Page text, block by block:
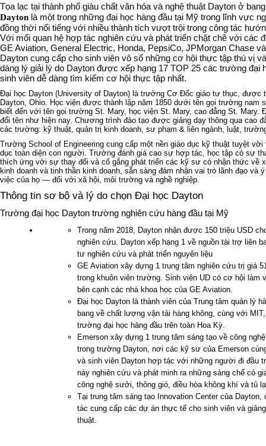
Tọa lạc tại thành phố giàu chất văn hóa và nghệ thuật Dayton ở
Dayton là một trong những đại học hàng đầu tại Mỹ trong lĩnh vực
đồng thời nổi tiếng với nhiều thành tích vượt trội trong công tác
Với mối quan hệ hợp tác nghiên cứu và phát triển chặt chẽ với các
GE Aviation, General Electric, Honda, PepsiCo, JPMorgan Chase
Dayton cung cấp cho sinh viên vô số những cơ hội thực tập thú vị
dàng lý giải lý do Dayton được xếp hạng 17 TOP 25 các trường đại
sinh viên dễ dàng tìm kiếm cơ hội thực tập nhất.
Đại học Dayton (University of Dayton) là trường Cơ Đốc giáo tư thục, được
Dayton, Ohio. Học viện được thành lập năm 1850 dưới tên gọi trường nam
biết đến với tên gọi trường St. Mary, học viện St. Mary, cao đẳng St. Mary.
đổi tên như hiện nay. Chương trình đào tạo được giảng dạy thông qua cao
các trường: kỹ thuật, quản trị kinh doanh, sư phạm & liên ngành, luật,
Trường School of Engineering cung cấp một nền giáo dục kỹ thuật tuyệt vời
dục toàn diện con người. Trường đánh giá cao sự hợp tác, học tập có sự
thích ứng với sự thay đổi và cố gắng phát triển các kỹ sư có nhận thức về
kinh doanh và tinh thần kinh doanh, sẵn sàng đảm nhận vai trò lãnh đạo và
việc của họ — đối với xã hội, môi trường và nghề nghiệp.
Thông tin sơ bộ và lý do chọn Đại học Dayton
Trường đại học Dayton trường nghiên cứu hàng đầu tại Mỹ
Trong năm 2018, Dayton nhận được 150 triệu USD
nghiên cứu. Dayton xếp hạng 1 về nguồn tài trợ liên
tư nghiên cứu và phát triển nguyên liệu
GE Aviation xây dựng 1 trung tâm nghiên cứu trị giá
trong khuôn viên trường. Sinh viên UD có cơ hội làm
bên cạnh các nhà khoa học của GE Aviation.
Đại học Dayton là thành viên của Trung tâm quản lý
bang về chất lượng vận tải hàng không, cùng với
trường đại học hàng đầu trên toàn Hoa Kỳ.
Emerson xây dựng 1 trung tâm sáng tạo về công
trong trường Dayton, nơi các kỹ sư của Emerson
và sinh viên Dayton hợp tác với những người đi đầu
này nghiên cứu và phát minh ra những sáng chế có
công nghệ sưởi, thông gió, điều hòa không khí và tủ
Tại trung tâm sáng tạo Innovation Center của Dayton,
tác cung cấp các dự án thực tế cho sinh viên và
thuật.